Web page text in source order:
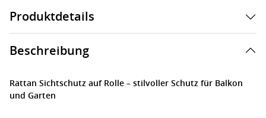
Produktdetails
Beschreibung
Rattan Sichtschutz auf Rolle – stilvoller Schutz für Balkon
und Garten